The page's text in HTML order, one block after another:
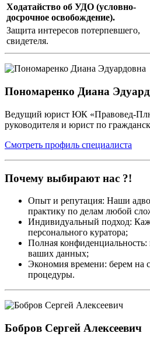
Ходатайство об УДО (условно-
досрочное освобождение).
Защита интересов потерпевшего,
свидетеля.
Пономаренко Диана
Ведущий юрист ЮК «Правовед-
руководителя и юрист по
Смотреть профиль специалиста
Почему выбирают нас ?!
Опыт и репутация: Наши
практику по делам любой
Индивидуальный подход:
персонального куратора;
Полная конфиденциальность:
ваших данных;
Экономия времени: берем на
процедуры.
Бобров Сергей Алексеевич